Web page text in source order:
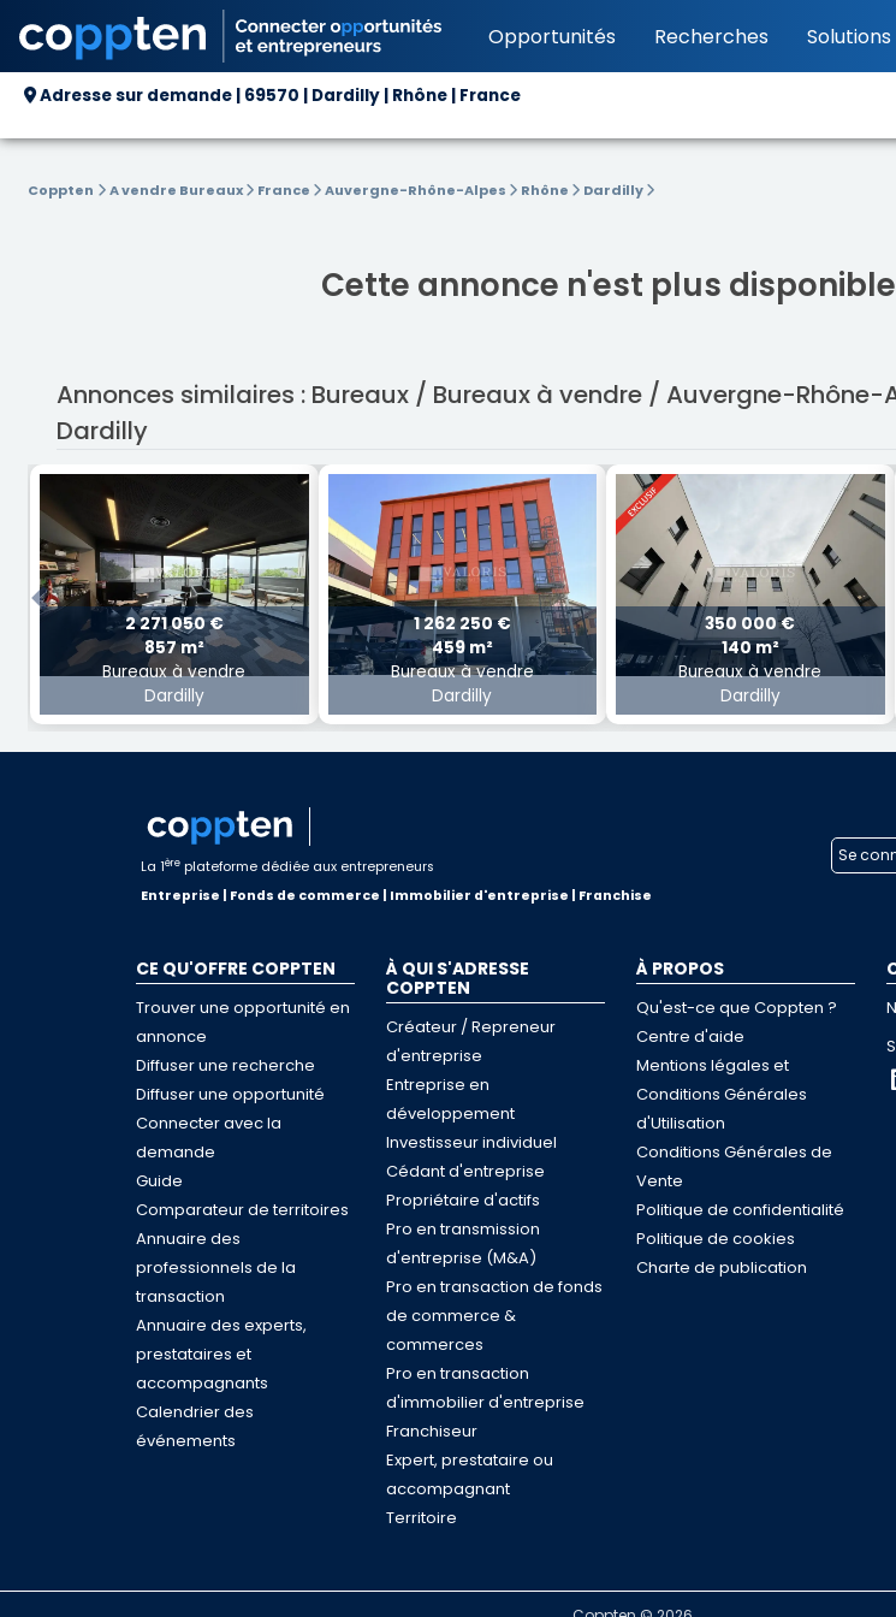
Opportunités Recherches Solutions
Adresse sur demande | 69570 | Dardilly | Rhône | France
Coppten A vendre Bureaux France Auvergne-Rhône-Alpes Rhône Dardilly
Cette annonce n'est plus disponible
Annonces similaires : Bureaux / Bureaux à vendre / Auvergne-Rhône-
Dardilly
2 271 050 €
857 m²
Bureaux à vendre
Dardilly
1 262 250 €
459 m²
Bureaux à vendre
Dardilly
350 000 €
140 m²
Bureaux à vendre
Dardilly
Previous
La 1ère plateforme dédiée aux entrepreneurs
Entreprise | Fonds de commerce | Immobilier d'entreprise | Franchise
Se
CE QU'OFFRE COPPTEN
Trouver une opportunité en
annonce
Diffuser une recherche
Diffuser une opportunité
Connecter avec la
demande
Guide
Comparateur de territoires
Annuaire des
professionnels de la
transaction
Annuaire des experts,
prestataires et
accompagnants
Calendrier des
événements
À QUI S'ADRESSE
COPPTEN
Créateur / Repreneur
d'entreprise
Entreprise en
développement
Investisseur individuel
Cédant d'entreprise
Propriétaire d'actifs
Pro en transmission
d'entreprise (M&A)
Pro en transaction de fonds
de commerce &
commerces
Pro en transaction
d'immobilier d'entreprise
Franchiseur
Expert, prestataire ou
accompagnant
Territoire
À PROPOS
Qu'est-ce que Coppten ?
Centre d'aide
Mentions légales et
Conditions Générales
d'Utilisation
Conditions Générales de
Vente
Politique de confidentialité
Politique de cookies
Charte de publication